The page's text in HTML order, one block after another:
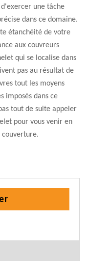
une tâche
dans ce domaine.
étanchéité de votre
aux couvreurs
qui se localise dans
pas au résultat de
tout les moyens
imposés dans ce
tout de suite appeler
pour vous venir en